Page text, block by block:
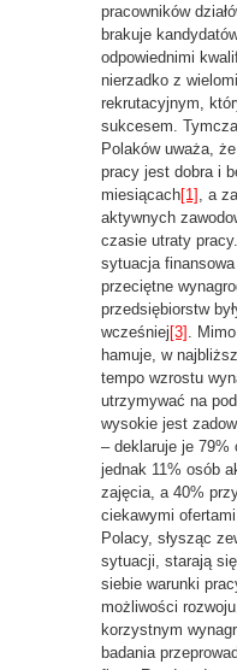
pracowników
brakuje
odpowiednimi
nierzadko z
rekrutacyjnym,
sukcesem.
Polaków uważa,
pracy jest dobra i
miesiącach[1] , a
aktywnych
czasie utraty
sytuacja
przeciętne
przedsiębiorstw
wcześniej [3] .
hamuje, w
tempo wzrostu
utrzymywać na
wysokie jest
– deklaruje je 79%
jednak 11% osób
zajęcia, a 40%
ciekawymi
Polacy, słysząc
sytuacji, starają
siebie warunki
możliwości
korzystnym
badania